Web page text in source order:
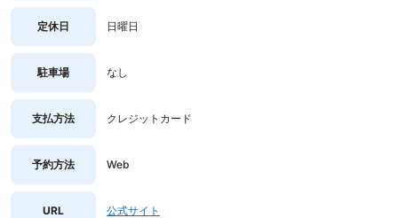
定休日 日曜日
駐車場 なし
支払方法 クレジットカード
予約方法 Web
URL 公式サイト